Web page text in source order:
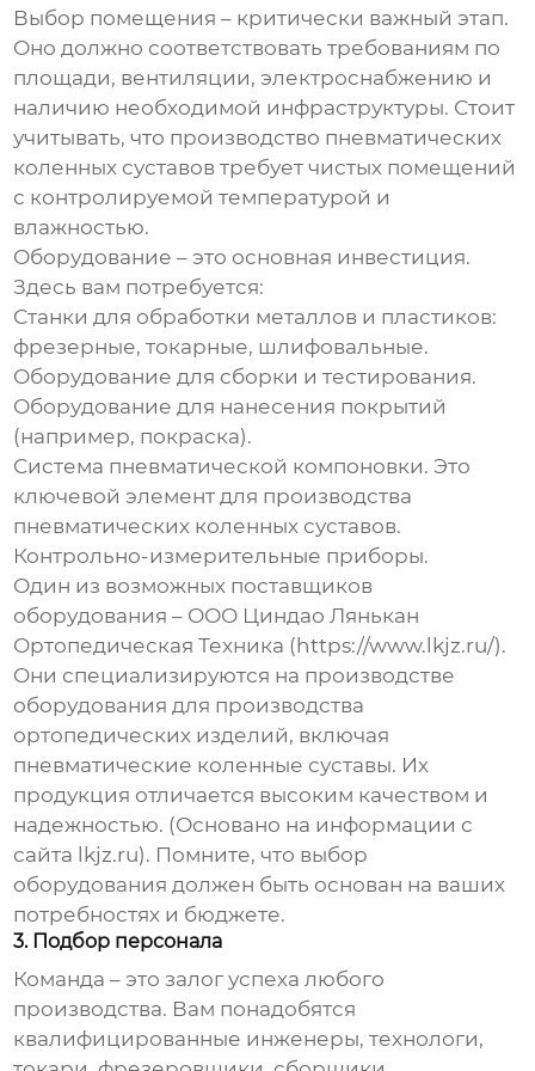
Выбор помещения – критически важный этап.
Оно должно соответствовать требованиям по
площади, вентиляции, электроснабжению и
наличию необходимой инфраструктуры. Стоит
учитывать, что производство пневматических
коленных суставов требует чистых помещений
с контролируемой температурой и
влажностью.
Оборудование – это основная инвестиция.
Здесь вам потребуется:
Станки для обработки металлов и пластиков:
фрезерные, токарные, шлифовальные.
Оборудование для сборки и тестирования.
Оборудование для нанесения покрытий
(например, покраска).
Система пневматической компоновки. Это
ключевой элемент для производства
пневматических коленных суставов.
Контрольно-измерительные приборы.
Один из возможных поставщиков
оборудования – ООО Циндао Лянькан
Ортопедическая Техника ( https://www.lkjz.ru/).
Они специализируются на производстве
оборудования для производства
ортопедических изделий, включая
пневматические коленные суставы. Их
продукция отличается высоким качеством и
надежностью. (Основано на информации с
сайта lkjz.ru). Помните, что выбор
оборудования должен быть основан на ваших
потребностях и бюджете.
3. Подбор персонала
Команда – это залог успеха любого
производства. Вам понадобятся
квалифицированные инженеры, технологи,